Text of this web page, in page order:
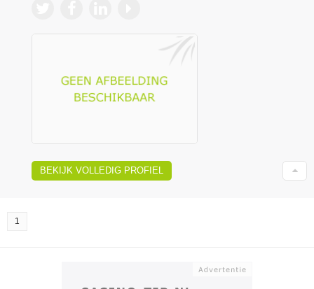
BEKIJK VOLLEDIG PROFIEL
1